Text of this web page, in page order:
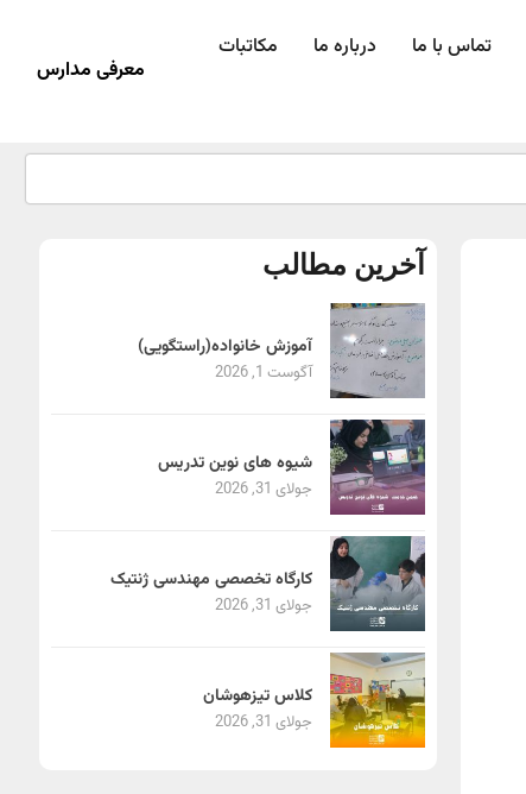
تماس با ما درباره ما
مکاتبات
معرفی مدارس
آخرین مطالب
آموزش خانواده(راستگویی)
آگوست 1, 2026
شیوه های نوین تدریس
جولای 31, 2026
کارگاه تخصصی مهندسی ژنتیک
جولای 31, 2026
کلاس تیزهوشان
جولای 31, 2026